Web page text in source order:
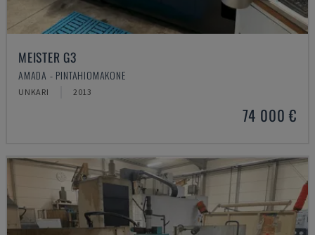
MEISTER G3
AMADA - PINTAHIOMAKONE
UNKARI 2013
74 000 €